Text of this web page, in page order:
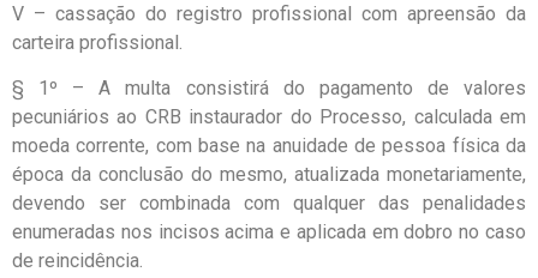
V – cassação do registro profissional com apreensão da
carteira profissional.
§ 1º – A multa consistirá do pagamento de valores
pecuniários ao CRB instaurador do Processo, calculada em
moeda corrente, com base na anuidade de pessoa física da
época da conclusão do mesmo, atualizada monetariamente,
devendo ser combinada com qualquer das penalidades
enumeradas nos incisos acima e aplicada em dobro no caso
de reincidência.